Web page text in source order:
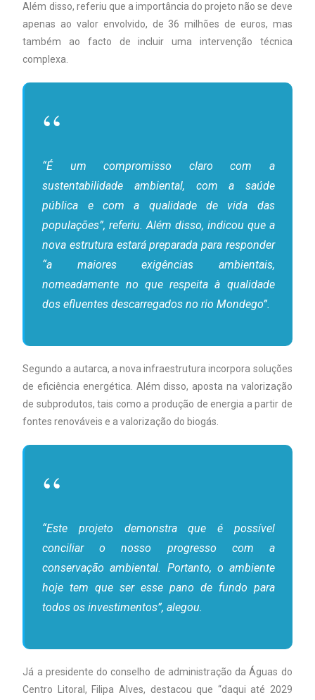
Além disso, referiu que a importância do projeto não se deve
apenas ao valor envolvido, de 36 milhões de euros, mas
também ao facto de incluir uma intervenção técnica
complexa.
“É um compromisso claro com a
sustentabilidade ambiental, com a saúde
pública e com a qualidade de vida das
populações”, referiu. Além disso, indicou que a
nova estrutura estará preparada para responder
“a maiores exigências ambientais,
nomeadamente no que respeita à qualidade
dos efluentes descarregados no rio Mondego”.
Segundo a autarca, a nova infraestrutura incorpora soluções
de eficiência energética. Além disso, aposta na valorização
de subprodutos, tais como a produção de energia a partir de
fontes renováveis e a valorização do biogás.
“Este projeto demonstra que é possível
conciliar o nosso progresso com a
conservação ambiental. Portanto, o ambiente
hoje tem que ser esse pano de fundo para
todos os investimentos”, alegou.
Já a presidente do conselho de administração da Águas do
Centro Litoral, Filipa Alves, destacou que “daqui até 2029